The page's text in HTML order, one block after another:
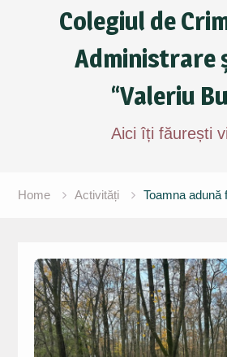
Colegiul de
Administrare
“Valeriu
Aici îți făurești
Home Activități Toamna adună